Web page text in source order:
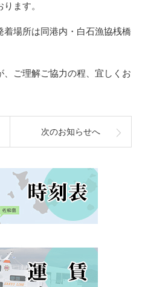
ます。
場所は同港内・白石漁協桟橋
、ご理解ご協力の程、宜しくお
次のお知らせへ